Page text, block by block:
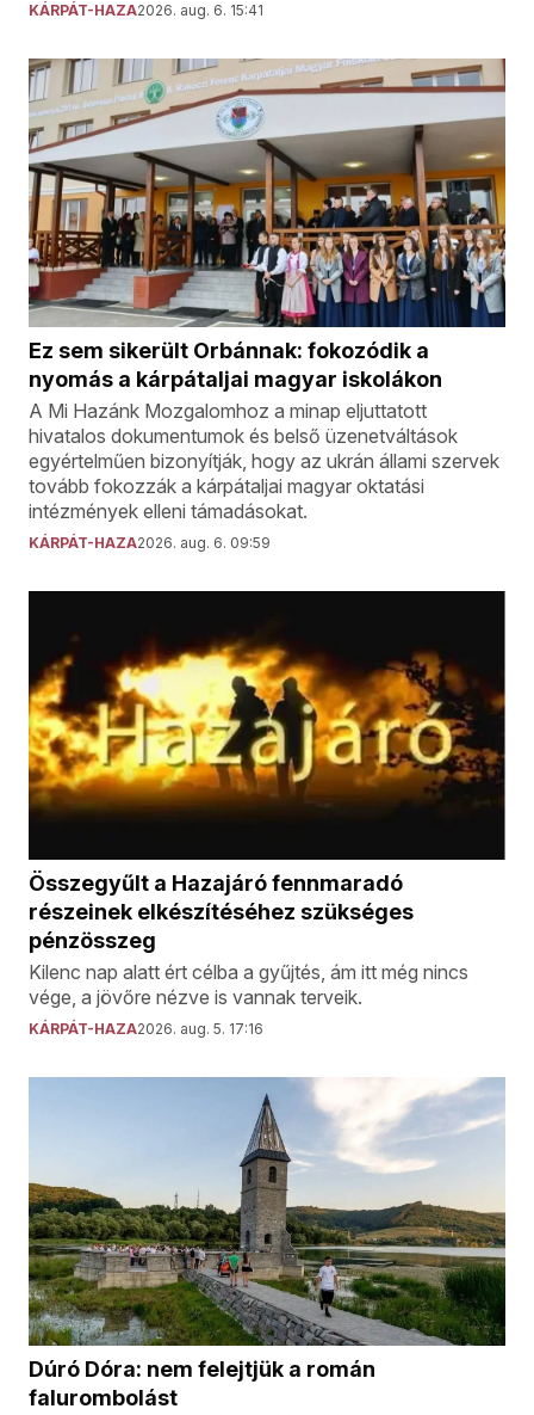
KÁRPÁT-HAZA2026. aug. 6. 15:41
Ez sem sikerült Orbánnak: fokozódik a
nyomás a kárpátaljai magyar iskolákon
A Mi Hazánk Mozgalomhoz a minap eljuttatott
hivatalos dokumentumok és belső üzenetváltások
egyértelműen bizonyítják, hogy az ukrán állami szervek
tovább fokozzák a kárpátaljai magyar oktatási
intézmények elleni támadásokat.
KÁRPÁT-HAZA2026. aug. 6. 09:59
Összegyűlt a Hazajáró fennmaradó
részeinek elkészítéséhez szükséges
pénzösszeg
Kilenc nap alatt ért célba a gyűjtés, ám itt még nincs
vége, a jövőre nézve is vannak terveik.
KÁRPÁT-HAZA2026. aug. 5. 17:16
Dúró Dóra: nem felejtjük a román
falurombolást